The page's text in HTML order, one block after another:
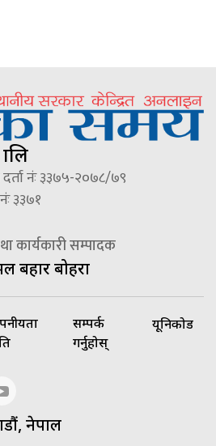
नंः ३३७५-२०७८/७९
३३७१
कार्यकारी सम्पादक
बहादुर बोहरा
सम्पर्क
गर्नुहोस्
यूनिकोड
नेपाल